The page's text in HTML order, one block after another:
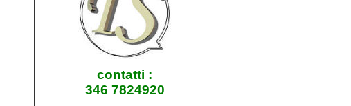
contatti :
346 7824920